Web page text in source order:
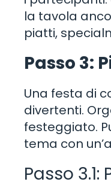
la tavola
piatti,
Passo 3:
Una festa di
divertenti.
festeggiato.
tema con
Passo